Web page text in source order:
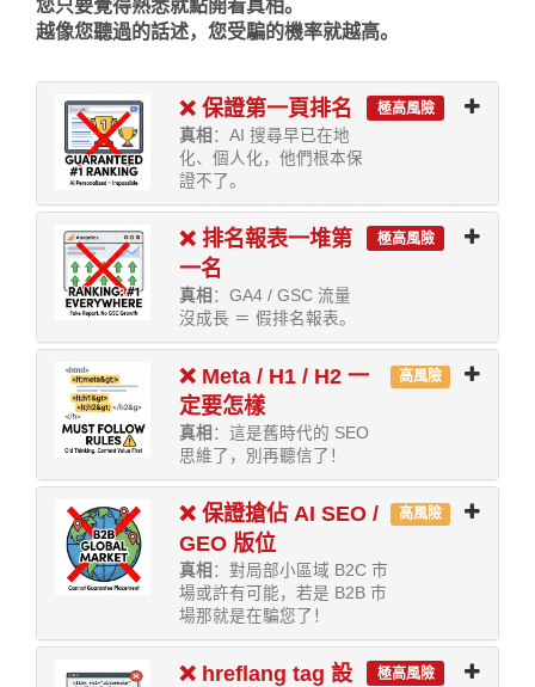
您只要覺得熟悉就點開看真相。
越像您聽過的話述，您受騙的機率就越高。
❌ 保證第一頁排名
真相 ：AI 搜尋早已在地
化、個人化，他們根本保
證不了。
極高風險
❌ 排名報表一堆第
一名
真相 ：GA4 / GSC 流量
沒成長 ＝ 假排名報表。
極高風險
❌ Meta / H1 / H2 一
定要怎樣
真相 ：這是舊時代的 SEO
思維了，別再聽信了！
高風險
❌ 保證搶佔 AI SEO /
GEO 版位
真相 ：對局部小區域 B2C 市
場或許有可能，若是 B2B 市
場那就是在騙您了！
高風險
❌ hreflang tag 設
極高風險